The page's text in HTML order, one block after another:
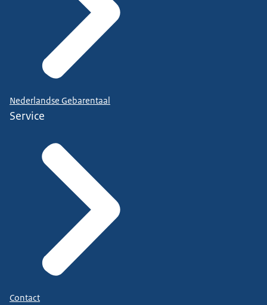
Nederlandse Gebarentaal
Service
Contact